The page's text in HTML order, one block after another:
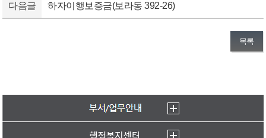
다음글 하자이행보증금(보라동 392-26)
목록